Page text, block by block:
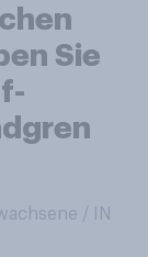
Sie
/ IN